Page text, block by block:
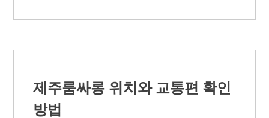
구
문
전
제주룸싸롱 위치와 교통편 확인
방법